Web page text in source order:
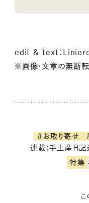
edit & text：
※画像・文章の無断
#お取り寄せ
連載:手土産日記
特集
こ